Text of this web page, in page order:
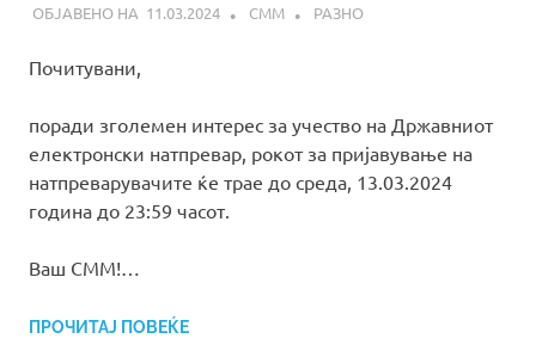
11.03.2024 СММ РАЗНО
Почитувани,
поради зголемен интерес за учество на Државниот
електронски натпревар, рокот за пријавување на
натпреварувачите ќе трае до среда, 13.03.2024
година до 23:59 часот.
Ваш СММ!…
ПРОЧИТАЈ ПОВЕЌЕ